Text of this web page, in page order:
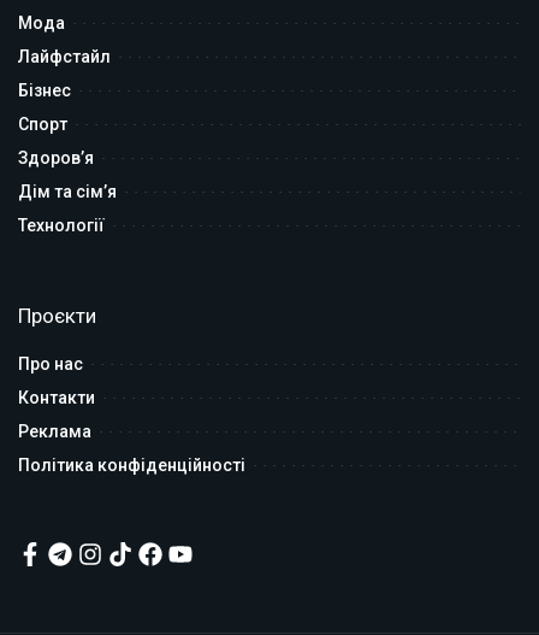
Мода
Лайфстайл
Бізнес
Спорт
Здоров’я
Дім та сім’я
Технології
Проєкти
Про нас
Контакти
Реклама
Політика конфіденційності